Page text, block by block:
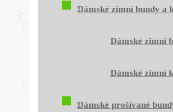
Dámské zimní bundy a
Dámské zimní
Dámské zimní
Dámské prošívané